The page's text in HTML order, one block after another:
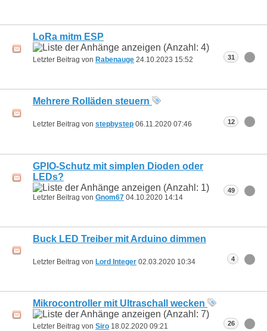
LoRa mitm ESP
Letzter Beitrag von Rabenauge 24.10.2023 15:52 31
Mehrere Rolläden steuern
Letzter Beitrag von stepbystep 06.11.2020 07:46 12
GPIO-Schutz mit simplen Dioden oder
LEDs?
Letzter Beitrag von Gnom67 04.10.2020 14:14
49
Buck LED Treiber mit Arduino dimmen
Letzter Beitrag von Lord Integer 02.03.2020 10:34 4
Mikrocontroller mit Ultraschall wecken
Letzter Beitrag von Siro 18.02.2020 09:21 26